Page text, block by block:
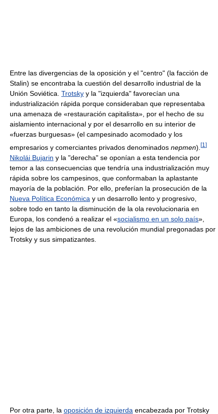
Entre las divergencias de la oposición y el "centro" (la facción de
Stalin) se encontraba la cuestión del desarrollo industrial de la
Unión Soviética. Trotsky y la "izquierda" favorecían una
industrialización rápida porque consideraban que representaba
una amenaza de «restauración capitalista», por el hecho de su
aislamiento internacional y por el desarrollo en su interior de
«fuerzas burguesas» (el campesinado acomodado y los
empresarios y comerciantes privados denominados nepmen). [1 ]
Nikolái Bujarin y la "derecha" se oponían a esta tendencia por
temor a las consecuencias que tendría una industrialización muy
rápida sobre los campesinos, que conformaban la aplastante
mayoría de la población. Por ello, preferían la prosecución de la
Nueva Política Económica y un desarrollo lento y progresivo,
sobre todo en tanto la disminución de la ola revolucionaria en
Europa, los condenó a realizar el «socialismo en un solo país»,
lejos de las ambiciones de una revolución mundial pregonadas por
Trotsky y sus simpatizantes.
Por otra parte, la oposición de izquierda encabezada por Trotsky